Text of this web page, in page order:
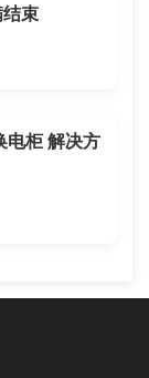
束
电柜 解决方